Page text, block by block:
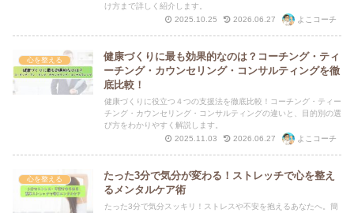
け方まで詳しく紹介します。
2025.10.25
2026.06.27 よこコーチ
心を整える
健康づくりに最も効果的なのは？コーチング・ティ
ーチング・カウンセリング・コンサルティングを徹
底比較！
健康づくりに役立つ４つの支援法を徹底比較！コーチング・ティー
チング・カウンセリング・コンサルティングの違いと、目的別の選
び方をわかりやすく解説します。
2025.11.03
2026.06.27 よこコーチ
心を整える
たった3分で気分が変わる！ストレッチで心を整え
るメンタルケア術
たった3分で気分スッキリ！ストレスや不安を抱えるあなたへ。簡